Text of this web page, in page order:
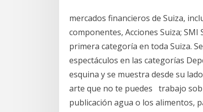
mercados financieros de Suiza,
componentes, Acciones Suiza; SMI
primera categoría en toda Suiza.
espectáculos en las categorías
esquina y se muestra desde su
arte que no te puedes trabajo
publicación agua o los alimentos,